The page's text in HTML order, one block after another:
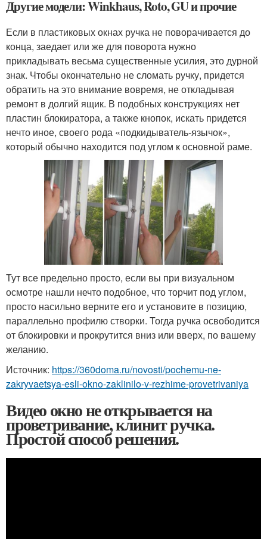
Другие модели: Winkhaus, Roto, GU и прочие
Если в пластиковых окнах ручка не поворачивается до
конца, заедает или же для поворота нужно
прикладывать весьма существенные усилия, это дурной
знак. Чтобы окончательно не сломать ручку, придется
обратить на это внимание вовремя, не откладывая
ремонт в долгий ящик. В подобных конструкциях нет
пластин блокиратора, а также кнопок, искать придется
нечто иное, своего рода «подкидыватель-язычок»,
который обычно находится под углом к основной раме.
Тут все предельно просто, если вы при визуальном
осмотре нашли нечто подобное, что торчит под углом,
просто насильно верните его и установите в позицию,
параллельно профилю створки. Тогда ручка освободится
от блокировки и прокрутится вниз или вверх, по вашему
желанию.
Источник: https://360doma.ru/novosti/pochemu-ne-
zakryvaetsya-esli-okno-zaklinilo-v-rezhime-provetrivaniya
Видео окно не открывается на
проветривание, клинит ручка.
Простой способ решения.